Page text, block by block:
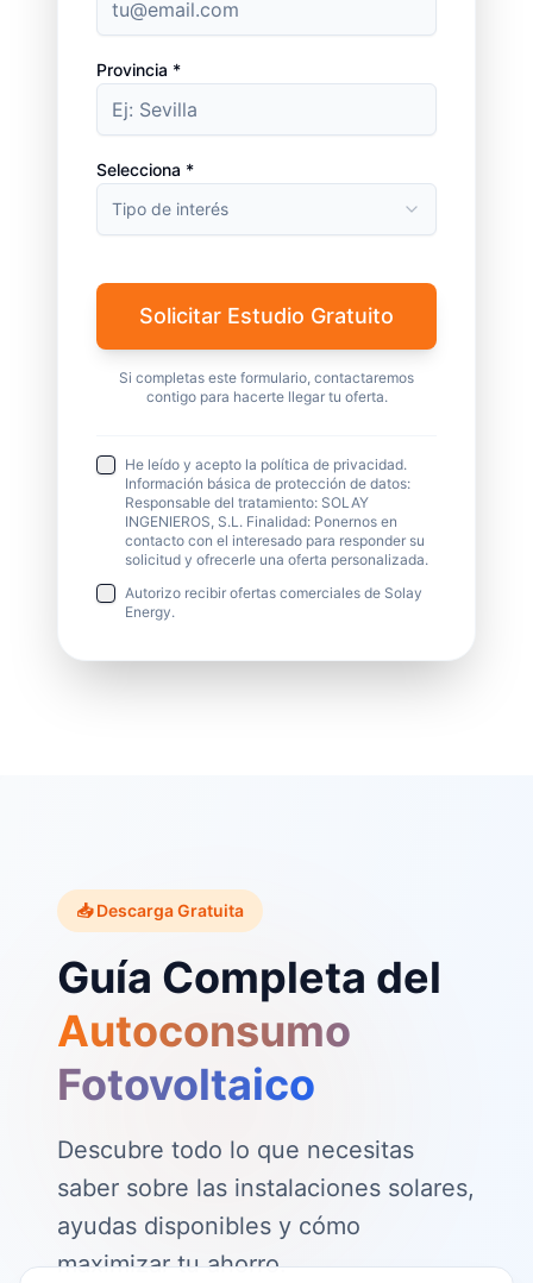
Provincia *
Selecciona *
Tipo de interés
Solicitar Estudio Gratuito
Si completas este formulario, contactaremos
contigo para hacerte llegar tu oferta.
He leído y acepto la política de privacidad.
Información básica de protección de datos:
Responsable del tratamiento: SOLAY
INGENIEROS, S.L. Finalidad: Ponernos en
contacto con el interesado para responder su
solicitud y ofrecerle una oferta personalizada.
Autorizo recibir ofertas comerciales de Solay
Energy.
📥 Descarga Gratuita
Guía Completa del
Autoconsumo
Fotovoltaico
Descubre todo lo que necesitas
saber sobre las instalaciones solares,
ayudas disponibles y cómo
maximizar tu ahorro.